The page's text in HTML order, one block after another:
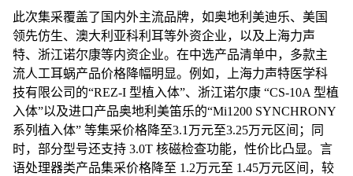
此次集采覆盖了国内外主流品牌，如奥地利美迪乐、美国
领先仿生、澳大利亚科利耳等外资企业，以及上海力声
特、浙江诺尔康等内资企业。在中选产品清单中，多款主
流人工耳蜗产品价格降幅明显。例如，上海力声特医学科
技有限公司的“REZ-I 型植入体”、浙江诺尔康 “CS-10A 型植
入体”以及进口产品奥地利美笛乐的“Mi1200 SYNCHRONY
系列植入体” 等集采价格降至3.1万元至3.25万元区间；同
时，部分型号还支持 3.0T 核磁检查功能，性价比凸显。言
语处理器类产品集采价格降至 1.2万元至 1.45万元区间，较